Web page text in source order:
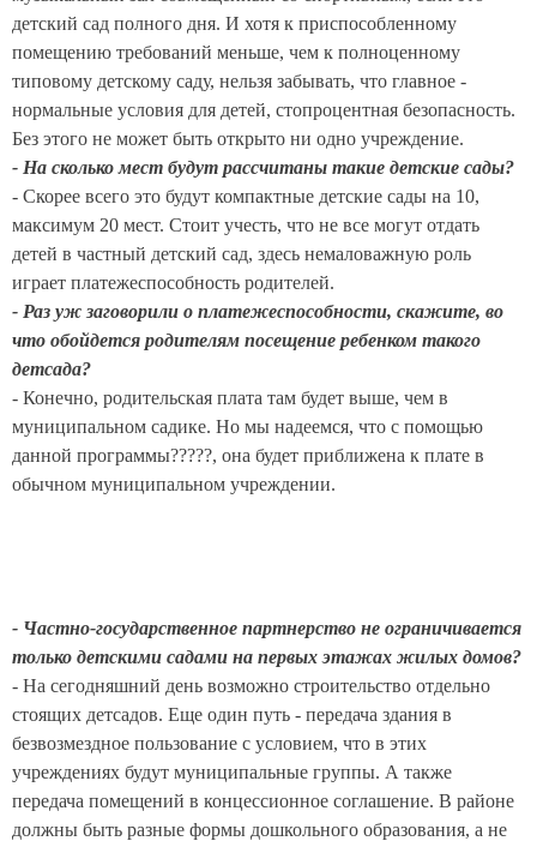
детский сад полного дня. И хотя к приспособленному
помещению требований меньше, чем к полноценному
типовому детскому саду, нельзя забывать, что главное -
нормальные условия для детей, стопроцентная безопасность.
Без этого не может быть открыто ни одно учреждение.
- На сколько мест будут рассчитаны такие детские сады?
- Скорее всего это будут компактные детские сады на 10,
максимум 20 мест. Стоит учесть, что не все могут отдать
детей в частный детский сад, здесь немаловажную роль
играет платежеспособность родителей.
- Раз уж заговорили о платежеспособности, скажите, во
что обойдется родителям посещение ребенком такого
детсада?
- Конечно, родительская плата там будет выше, чем в
муниципальном садике. Но мы надеемся, что с помощью
данной программы?????, она будет приближена к плате в
обычном муниципальном учреждении.
- Частно-государственное партнерство не ограничивается
только детскими садами на первых этажах жилых домов?
- На сегодняшний день возможно строительство отдельно
стоящих детсадов. Еще один путь - передача здания в
безвозмездное пользование с условием, что в этих
учреждениях будут муниципальные группы. А также
передача помещений в концессионное соглашение. В районе
должны быть разные формы дошкольного образования, а не